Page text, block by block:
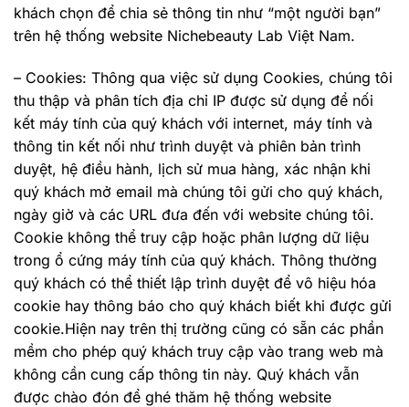
khách chọn để chia sẻ thông tin như “một người bạn”
trên hệ thống website Nichebeauty Lab Việt Nam.
– Cookies: Thông qua việc sử dụng Cookies, chúng tôi
thu thập và phân tích địa chỉ IP được sử dụng để nối
kết máy tính của quý khách với internet, máy tính và
thông tin kết nối như trình duyệt và phiên bản trình
duyệt, hệ điều hành, lịch sử mua hàng, xác nhận khi
quý khách mở email mà chúng tôi gửi cho quý khách,
ngày giờ và các URL đưa đến với website chúng tôi.
Cookie không thể truy cập hoặc phân lượng dữ liệu
trong ổ cứng máy tính của quý khách. Thông thường
quý khách có thể thiết lập trình duyệt để vô hiệu hóa
cookie hay thông báo cho quý khách biết khi được gửi
cookie.Hiện nay trên thị trường cũng có sẵn các phần
mềm cho phép quý khách truy cập vào trang web mà
không cần cung cấp thông tin này. Quý khách vẫn
được chào đón để ghé thăm hệ thống website